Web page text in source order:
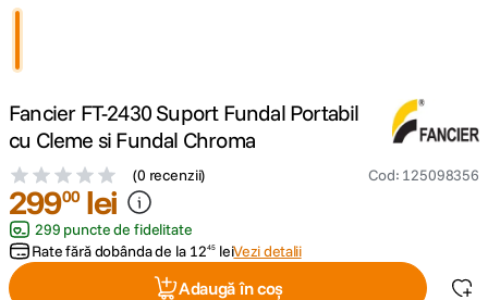
4. peak design
canon sx740 hs
6. lavaliera
sony fx
Fancier FT-2430 Suport Fundal Portabil
cu Cleme si Fundal Chroma
(0 recenzii) Cod: 125098356
29900 lei
299 puncte de fidelitate
Rate fără dobânda de la 1245 leiVezi detalii
Adaugă în coș